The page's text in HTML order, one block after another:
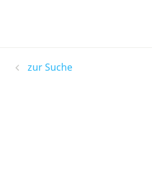
zur Suche